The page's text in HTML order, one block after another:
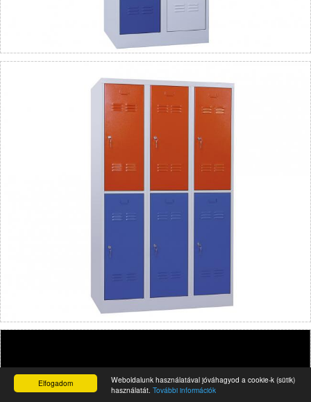
Elfogadom
Weboldalunk használatával jóváhagyod a cookie-k (sütik)
használatát. További információk